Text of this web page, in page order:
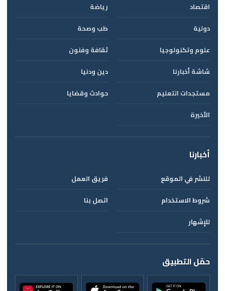
اقتصاد
رياضة
دولية
طب وصحة
علوم وتكنولوجيا
ثقافة وفنون
شاشة أخبارنا
دين ودنيا
مستجدات التعليم
حوادث وقضايا
الأخيرة
أخبارنا
للنشر في الموقع
فريق العمل
شروط الاستخدام
اتصل بنا
للإشهار
حمّل التطبيق